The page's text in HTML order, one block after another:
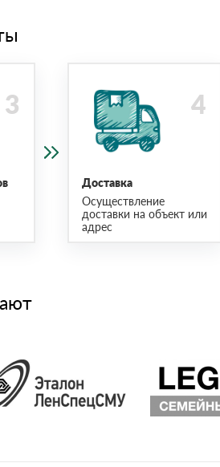
Доставка
Осуществление
доставки на объект или
адрес